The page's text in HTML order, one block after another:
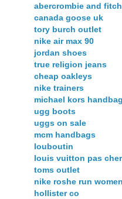
abercrombie and fitch
canada goose uk
tory burch outlet
nike air max 90
jordan shoes
true religion jeans
cheap oakleys
nike trainers
michael kors
ugg boots
uggs on sale
mcm handbags
louboutin
louis vuitton pas cher
toms outlet
nike roshe run women
hollister co